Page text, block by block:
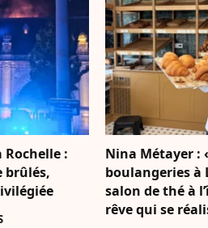
Rochelle :
brûlés,
Nina Métayer :
boulangeries à
salon de thé à
rêve qui se